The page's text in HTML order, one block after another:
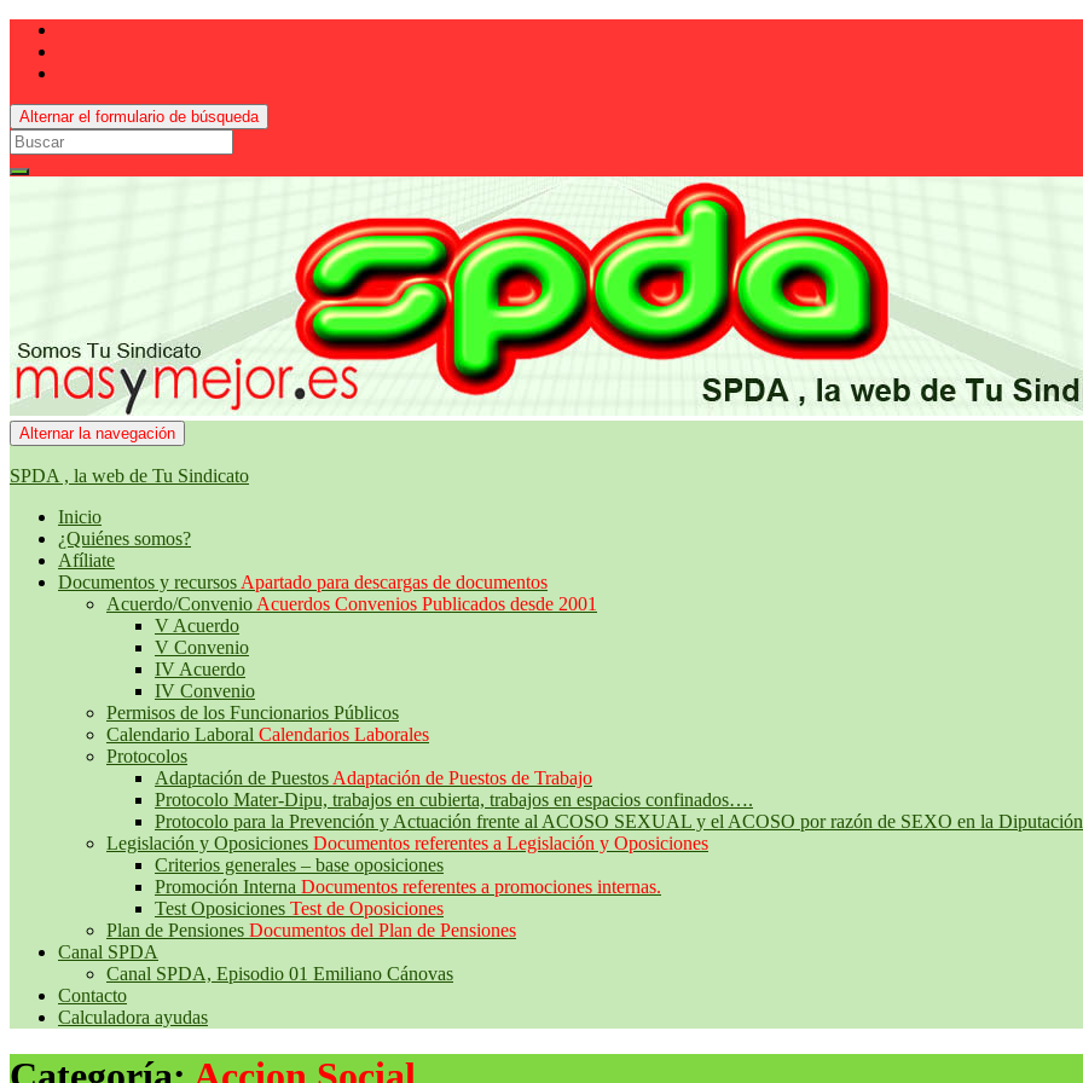
Alternar el formulario de búsqueda
Search
for:
Alternar la navegación
SPDA , la web de Tu Sindicato
Inicio
¿Quiénes somos?
Afíliate
Documentos y recursos Apartado para descargas de documentos
Acuerdo/Convenio Acuerdos Convenios Publicados desde 2001
V Acuerdo
V Convenio
IV Acuerdo
IV Convenio
Permisos de los Funcionarios Públicos
Calendario Laboral Calendarios Laborales
Protocolos
Adaptación de Puestos Adaptación de Puestos de Trabajo
Protocolo Mater-Dipu, trabajos en cubierta, trabajos en espacios confinados….
Protocolo para la Prevención y Actuación frente al ACOSO SEXUAL y el ACOSO por razón de SEXO en la
Legislación y Oposiciones Documentos referentes a Legislación y Oposiciones
Criterios generales – base oposiciones
Promoción Interna Documentos referentes a promociones internas.
Test Oposiciones Test de Oposiciones
Plan de Pensiones Documentos del Plan de Pensiones
Canal SPDA
Canal SPDA, Episodio 01 Emiliano Cánovas
Contacto
Calculadora ayudas